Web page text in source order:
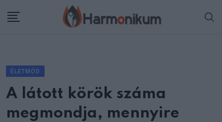
ÉLETMÓD
A látott körök száma
megmondja, mennyire